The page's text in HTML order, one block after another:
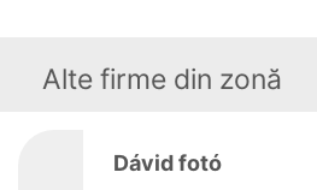
Alte firme din zonă
Dávid fotó